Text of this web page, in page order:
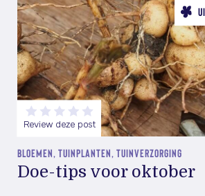
Review deze post
BLOEMEN, TUINPLANTEN, TUINVERZORGING
Doe-tips voor oktober